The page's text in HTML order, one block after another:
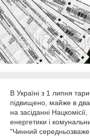
В Україні з 1 липня
підвищено, майже в
на засіданні
енергетики і
"Чинний